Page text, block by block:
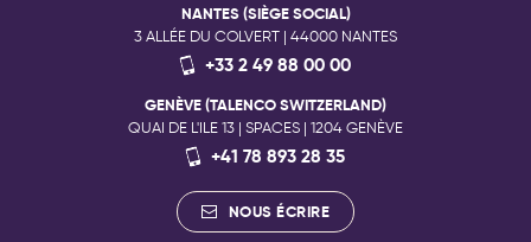
NANTES (SIÈGE SOCIAL)
3 ALLÉE DU COLVERT | 44000 NANTES
+33 2 49 88 00 00
GENÈVE (TALENCO SWITZERLAND)
QUAI DE L'ILE 13 | SPACES | 1204 GENÈVE
+41 78 893 28 35
NOUS ÉCRIRE